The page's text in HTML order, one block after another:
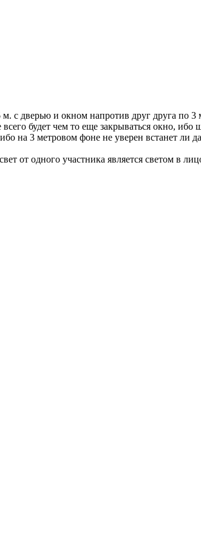
с дверью и окном напротив друг друга по
будет чем то еще закрываться окно, ибо
на 3 метровом фоне не уверен встанет ли
от одного участника является светом в